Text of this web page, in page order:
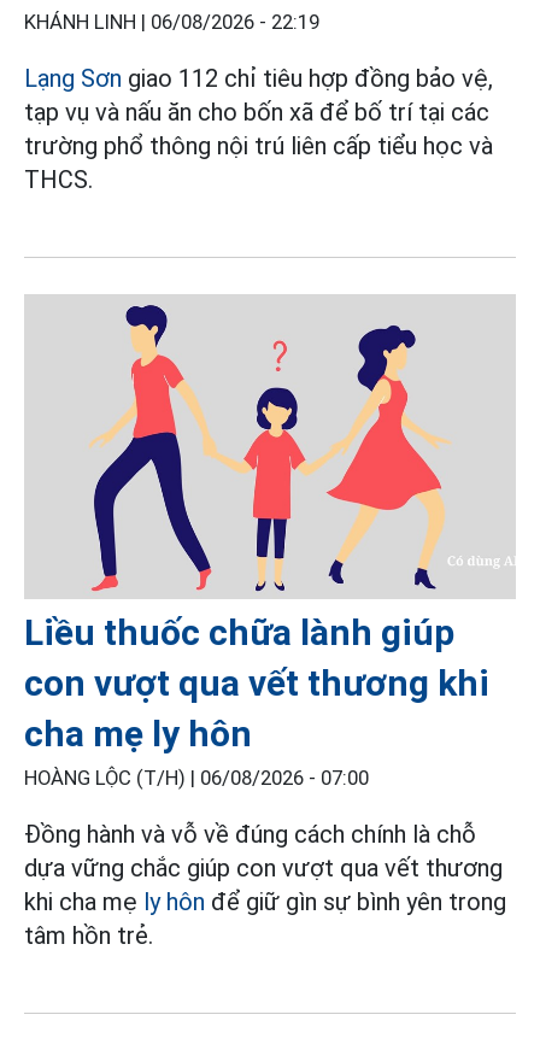
KHÁNH LINH | 06/08/2026 - 22:19
Lạng Sơn giao 112 chỉ tiêu hợp đồng bảo vệ,
tạp vụ và nấu ăn cho bốn xã để bố trí tại các
trường phổ thông nội trú liên cấp tiểu học và
THCS.
Liều thuốc chữa lành giúp
con vượt qua vết thương khi
cha mẹ ly hôn
HOÀNG LỘC (T/H) | 06/08/2026 - 07:00
Đồng hành và vỗ về đúng cách chính là chỗ
dựa vững chắc giúp con vượt qua vết thương
khi cha mẹ ly hôn để giữ gìn sự bình yên trong
tâm hồn trẻ.